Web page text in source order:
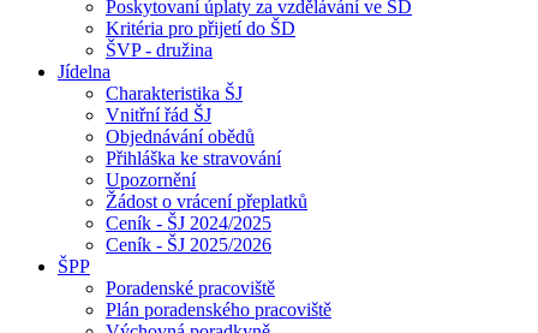
Poskytovaní úplaty za vzdělávání ve ŠD
Kritéria pro přijetí do ŠD
ŠVP - družina
Jídelna
Charakteristika ŠJ
Vnitřní řád ŠJ
Objednávání obědů
Přihláška ke stravování
Upozornění
Žádost o vrácení přeplatků
Ceník - ŠJ 2024/2025
Ceník - ŠJ 2025/2026
ŠPP
Poradenské pracoviště
Plán poradenského pracoviště